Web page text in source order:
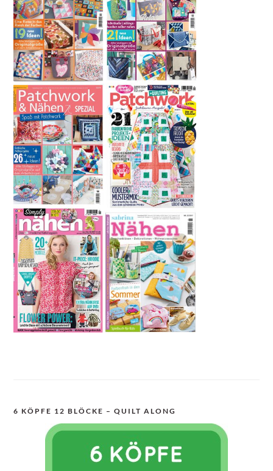
6 KÖPFE 12 BLÖCKE – QUILT ALONG